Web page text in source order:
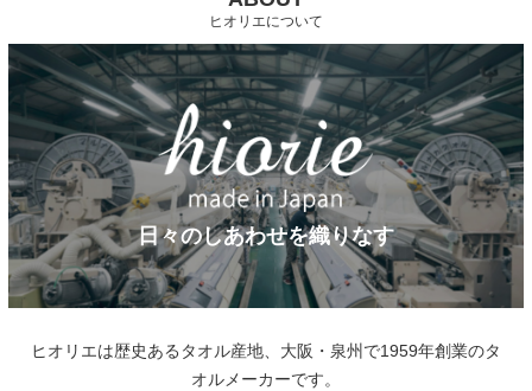
ヒオリエについて
日々のしあわせを織りなす
ヒオリエは歴史あるタオル産地、大阪・泉州で1959年創業のタ
オルメーカーです。